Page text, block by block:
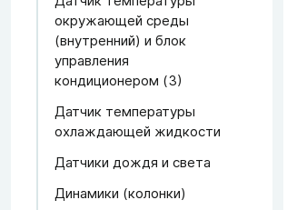
окружающей среды
(внутренний) и блок
управления
кондиционером (3)
Датчик температуры
охлаждающей жидкости
Датчики дождя и света
Динамики (колонки)